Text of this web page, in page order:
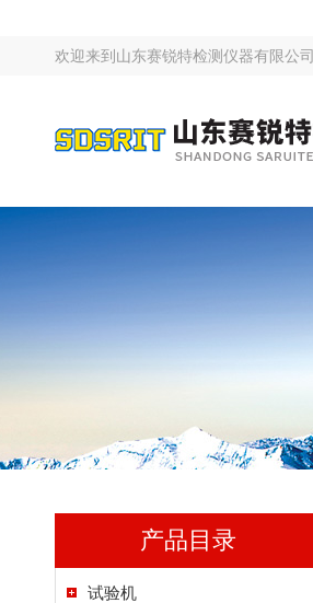
欢迎来到 山东赛锐特检测仪器有限公司
产品目录
试验机